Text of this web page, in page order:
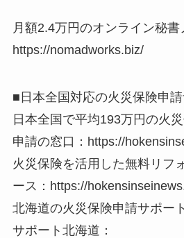
月額2.4万円のオンライン秘書
https://nomadworks.biz/
■日本全国対応の火災保険申
日本全国で平均193万円の火
申請の窓口：https://
火災保険を活用した無料リフ
ース：https://
北海道の火災保険申請サポー
サポート北海道：